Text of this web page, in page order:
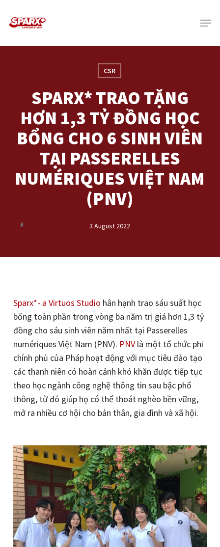
content
Menu
CSR
SPARX* TRAO TẶNG
HƠN 1,3 TỶ ĐỒNG HỌC
BỔNG CHO 6 SINH VIÊN
TẠI PASSERELLES
NUMÉRIQUES VIỆT NAM
(PNV)
3 August 2022
Sparx*- a Virtuos Studio hân hạnh trao sáu suất học
bổng toàn phần trong vòng ba năm trị giá hơn 1,3 tỷ
đồng cho sáu sinh viên năm nhất tại Passerelles
numériques Việt Nam (PNV). PNVlà một tổ chức phi
chính phủ của Pháp hoạt động với mục tiêu đào tạo
các thanh niên có hoàn cảnh khó khăn được tiếp tục
theo học ngành công nghệ thông tin sau bậc phổ
thông, từ đó giúp họ có thể thoát nghèo bền vững,
mở ra nhiều cơ hội cho bản thân, gia đình và xã hội.